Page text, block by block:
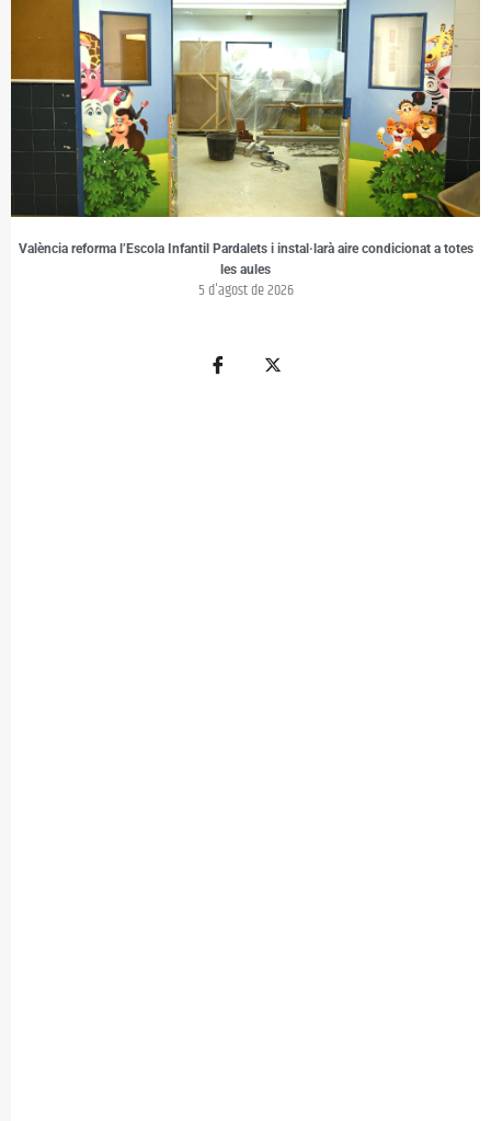
València reforma l’Escola Infantil Pardalets i instal·larà aire condicionat a totes
les aules
5 d'agost de 2026